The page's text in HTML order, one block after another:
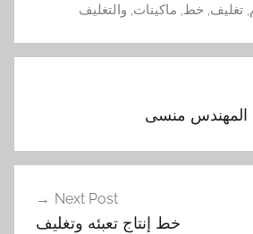
,تغليف, خط, ماكينات, والتغليف
المهندس منسى
Next Post
خط إنتاج تعبئه وتغليف